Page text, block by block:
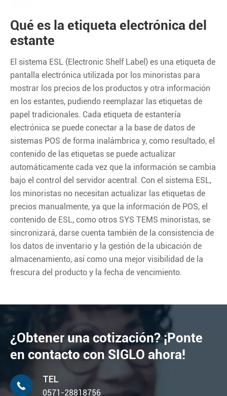
Qué es la etiqueta electrónica del
estante
El sistema ESL (Electronic Shelf Label) es una etiqueta de
pantalla electrónica utilizada por los minoristas para
mostrar los precios de los productos y otra información
en los estantes, pudiendo reemplazar las etiquetas de
papel tradicionales. Cada etiqueta de estantería
electrónica se puede conectar a la base de datos de
sistemas POS de forma inalámbrica y, como resultado, el
contenido de las etiquetas se puede actualizar
automáticamente cada vez que la información se cambia
bajo el control del servidor acentral. Con el sistema ESL,
los minoristas no necesitan actualizar las etiquetas de
precios manualmente, ya que la información de POS, el
contenido de ESL, como otros SYS TEMS minoristas, se
sincronizará, darse cuenta también de la consistencia de
los datos de inventario y la gestión de la ubicación de
almacenamiento, así como una mejor visibilidad de la
frescura del producto y la fecha de vencimiento.
¿Obtener una cotización? ¡Ponte
en contacto con SIGLO ahora!

TEL
0571-28818756